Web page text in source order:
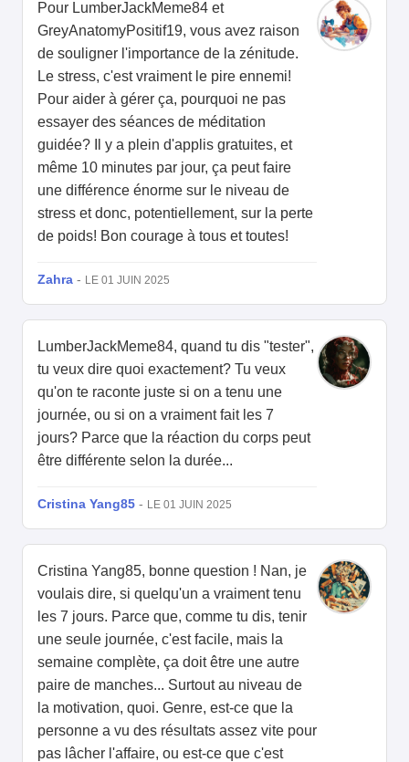
Pour LumberJackMeme84 et
GreyAnatomyPositif19, vous avez raison
de souligner l'importance de la zénitude.
Le stress, c'est vraiment le pire ennemi!
Pour aider à gérer ça, pourquoi ne pas
essayer des séances de méditation
guidée? Il y a plein d'applis gratuites, et
même 10 minutes par jour, ça peut faire
une différence énorme sur le niveau de
stress et donc, potentiellement, sur la perte
de poids! Bon courage à tous et toutes!
Zahra - LE 01 JUIN 2025
LumberJackMeme84, quand tu dis "tester",
tu veux dire quoi exactement? Tu veux
qu'on te raconte juste si on a tenu une
journée, ou si on a vraiment fait les 7
jours? Parce que la réaction du corps peut
être différente selon la durée...
Cristina Yang85 - LE 01 JUIN 2025
Cristina Yang85, bonne question ! Nan, je
voulais dire, si quelqu'un a vraiment tenu
les 7 jours. Parce que, comme tu dis, tenir
une seule journée, c'est facile, mais la
semaine complète, ça doit être une autre
paire de manches... Surtout au niveau de
la motivation, quoi. Genre, est-ce que la
personne a vu des résultats assez vite pour
pas lâcher l'affaire, ou est-ce que c'est